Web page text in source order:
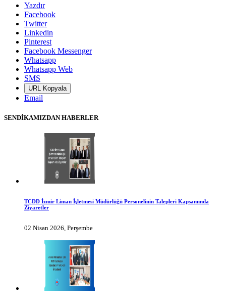
Yazdır
Facebook
Twitter
Linkedin
Pinterest
Facebook Messenger
Whatsapp
Whatsapp Web
SMS
URL Kopyala
Email
SENDİKAMIZDAN HABERLER
TCDD İzmir Liman İşletmesi Müdürlüğü Personelinin Talepleri Kapsamında
Ziyaretler
02 Nisan 2026, Perşembe